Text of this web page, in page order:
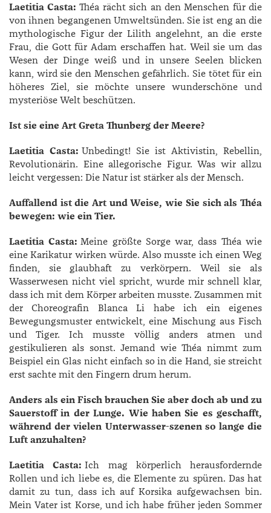
Laetitia Casta:Théa rächt sich an den Menschen für die
von ihnen begangenen Umweltsünden. Sie ist eng an die
mythologische Figur der Lilith angelehnt, an die erste
Frau, die Gott für Adam erschaffen hat. Weil sie um das
Wesen der Dinge weiß und in unsere Seelen blicken
kann, wird sie den Menschen gefährlich. Sie tötet für ein
höheres Ziel, sie möchte unsere wunderschöne und
mysteriöse Welt beschützen.
Ist sie eine Art Greta Thunberg der Meere?
Laetitia Casta: Unbedingt! Sie ist Aktivistin, Rebellin,
Revolutionärin. Eine allegorische Figur. Was wir allzu
leicht vergessen: Die Natur ist stärker als der Mensch.
Auffallend ist die Art und Weise, wie Sie sich als Théa
bewegen: wie ein Tier.
Laetitia Casta:Meine größte Sorge war, dass Théa wie
eine Karikatur wirken würde. Also musste ich einen Weg
finden, sie glaubhaft zu verkörpern. Weil sie als
Wasserwesen nicht viel spricht, wurde mir schnell klar,
dass ich mit dem Körper arbeiten musste. Zusammen mit
der Choreografin Blanca Li habe ich ein eigenes
Bewegungsmuster entwickelt, eine Mischung aus Fisch
und Tiger. Ich musste völlig anders atmen und
gestikulieren als sonst. Jemand wie Théa nimmt zum
Beispiel ein Glas nicht einfach so in die Hand, sie streicht
erst sachte mit den Fingern drum herum.
Anders als ein Fisch brauchen Sie aber doch ab und zu
Sauerstoff in der Lunge. Wie haben Sie es geschafft,
während der vielen Unterwasser-szenen so lange die
Luft anzuhalten?
Laetitia Casta: Ich mag körperlich herausfordernde
Rollen und ich liebe es, die Elemente zu spüren. Das hat
damit zu tun, dass ich auf Korsika aufgewachsen bin.
Mein Vater ist Korse, und ich habe früher jeden Sommer